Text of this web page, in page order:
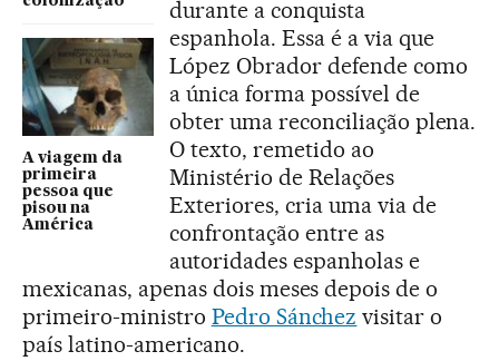
A viagem da
primeira
pessoa que
pisou na
América
durante a conquista
espanhola. Essa é a via que
López Obrador defende como
a única forma possível de
obter uma reconciliação plena.
O texto, remetido ao
Ministério de Relações
Exteriores, cria uma via de
confrontação entre as
autoridades espanholas e
mexicanas, apenas dois meses depois de o
primeiro-ministro Pedro Sánchez visitar o
país latino-americano.